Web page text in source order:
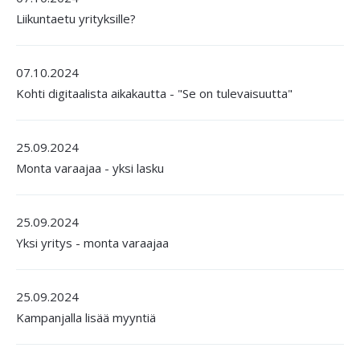
Liikuntaetu yrityksille?
07.10.2024
Kohti digitaalista aikakautta - "Se on tulevaisuutta"
25.09.2024
Monta varaajaa - yksi lasku
25.09.2024
Yksi yritys - monta varaajaa
25.09.2024
Kampanjalla lisää myyntiä